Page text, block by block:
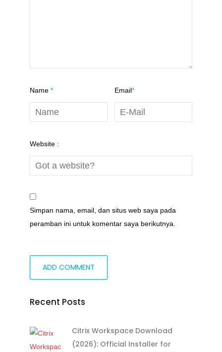
Name * Email*
Website :
Simpan nama, email, dan situs web saya pada
peramban ini untuk komentar saya berikutnya.
Recent Posts
Citrix Workspace Download
(2026): Official Installer for